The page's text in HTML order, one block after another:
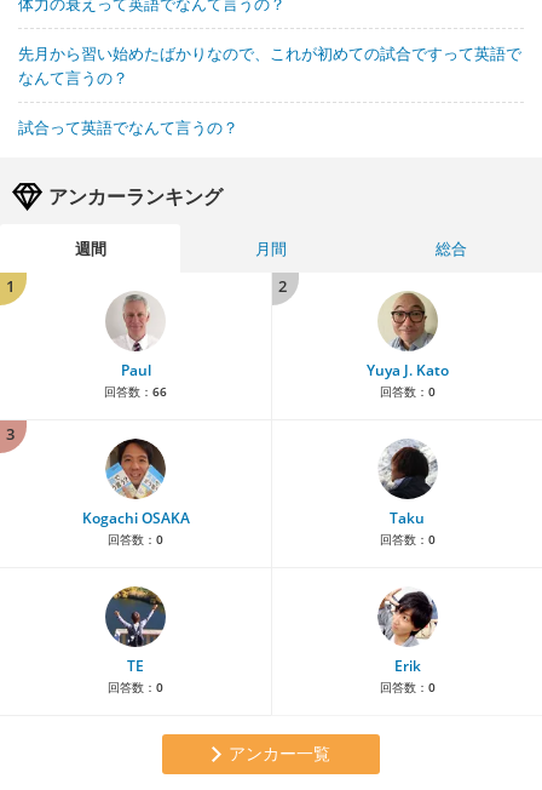
先月から習い始めたばかりなので、これが初めての試合ですって英語で
なんて言うの？
試合って英語でなんて言うの？
アンカーランキング
週間 月間
総合
1
Paul
回答数： 66
2
Yuya J. Kato
回答数： 0
3
Kogachi OSAKA
回答数： 0
Taku
回答数： 0
TE
回答数： 0
Erik
回答数： 0
アンカー一覧